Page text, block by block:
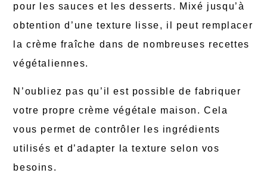
pour les sauces et les desserts. Mixé jusqu’à
obtention d’une texture lisse, il peut remplacer
la crème fraîche dans de nombreuses recettes
végétaliennes.
N’oubliez pas qu’il est possible de fabriquer
votre propre crème végétale maison. Cela
vous permet de contrôler les ingrédients
utilisés et d’adapter la texture selon vos
besoins.